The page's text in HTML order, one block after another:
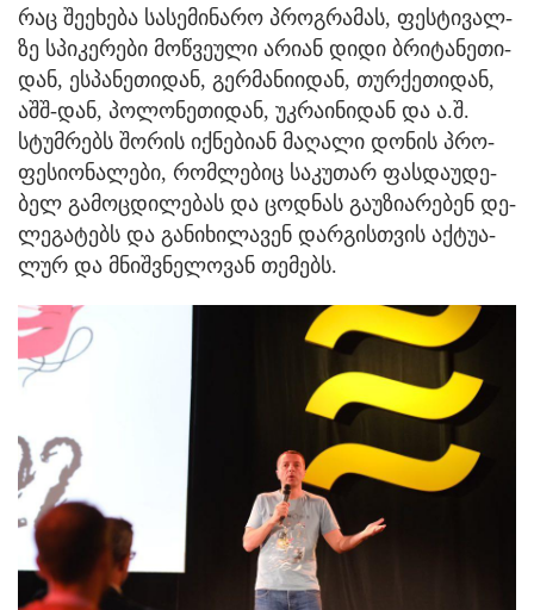
რაც შე­ე­ხე­ბა სა­სე­მი­ნა­რო პროგ­რა­მას, ფეს­ტი­ვალ­
ზე სპი­კე­რე­ბი მოწ­ვე­უ­ლი არი­ან დიდი ბრი­ტა­ნე­თი­
დან, ეს­პა­ნე­თი­დან, გერ­მა­ნი­ი­დან, თურ­ქე­თი­დან,
აშშ-დან, პო­ლო­ნე­თი­დან, უკ­რა­ი­ნი­დან და ა.შ.
სტუმ­რებს შო­რის იქ­ნე­ბი­ან მა­ღა­ლი დო­ნის პრო­
ფე­სი­ო­ნა­ლე­ბი, რომ­ლე­ბიც სა­კუ­თარ ფას­და­უ­დე­
ბელ გა­მოც­დი­ლე­ბას და ცოდ­ნას გა­უ­ზი­ა­რე­ბენ დე­
ლე­გა­ტებს და გა­ნი­ხი­ლა­ვენ დარ­გის­თვის აქ­ტუ­ა­
ლურ და მნიშ­ვნე­ლო­ვან თე­მებს.